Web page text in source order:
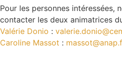
Pour les personnes intéressées,
contacter les deux animatrices
Valérie Donio :
Caroline Massot :